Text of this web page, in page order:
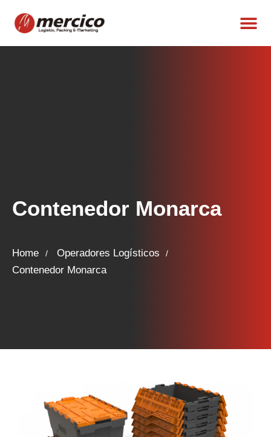
Contenedor Monarca
Home
Operadores Logísticos
Contenedor Monarca